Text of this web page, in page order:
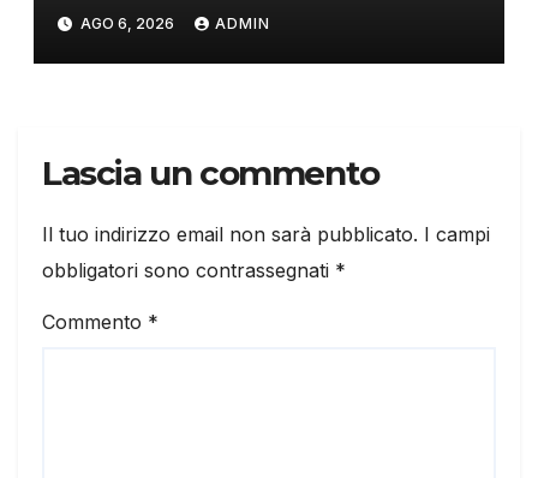
AGO 6, 2026 ADMIN
Lascia un commento
Il tuo indirizzo email non sarà pubblicato. I campi
obbligatori sono contrassegnati *
Commento *